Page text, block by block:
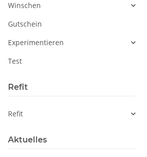
Winschen
Gutschein
Experimentieren
Test
Refit
Refit
Aktuelles